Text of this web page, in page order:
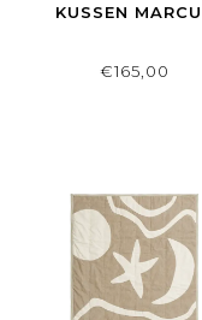
KUSSEN
€165,00